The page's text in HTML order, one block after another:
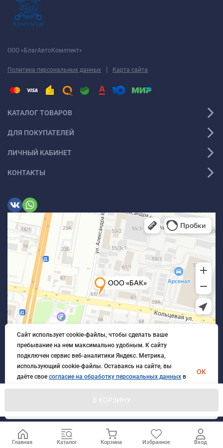
В КОРЗИНУ
ООО «БлагАвтоКомлпект»
Политика персональных данных | Карта сайта
КАТАЛОГ ТОВАРОВ
ДЛЯ ПОКУПАТЕЛЕЙ
ЛИЧНЫЙ КАБИНЕТ
КОНТАКТЫ
© 2026 БлагАвтоКомплект. Все права защищены
Главная Каталог Корзина Избранное Вход
Сайт использует cookie-файлы, чтобы сделать ваше
пребывание на нем максимально удобным. К cайту
подключен сервис веб-аналитики Яндекс. Метрика,
использующий cookie-файлы. Оставаясь на сайте, вы
даёте свое согласие на обработку персональных данных в
порядке, указанном вПолитике обработки персональных
OK